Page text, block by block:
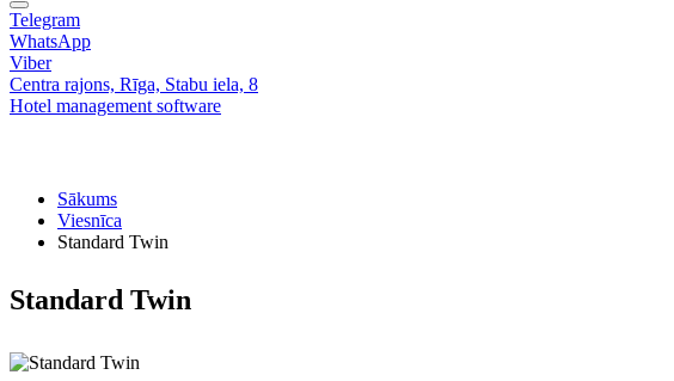
Telegram
WhatsApp
Viber
Centra rajons, Rīga, Stabu iela, 8
Hotel management software
Sākums
Viesnīca
Standard Twin
Standard Twin